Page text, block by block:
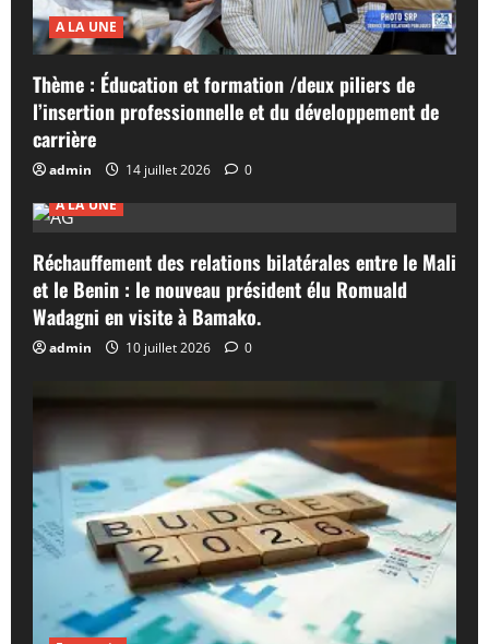
A LA UNE
Thème : Éducation et formation /deux piliers de
l’insertion professionnelle et du développement de
carrière
admin 14 juillet 2026
0
A LA UNE
Réchauffement des relations bilatérales entre le Mali
et le Benin : le nouveau président élu Romuald
Wadagni en visite à Bamako.
admin 10 juillet 2026 0